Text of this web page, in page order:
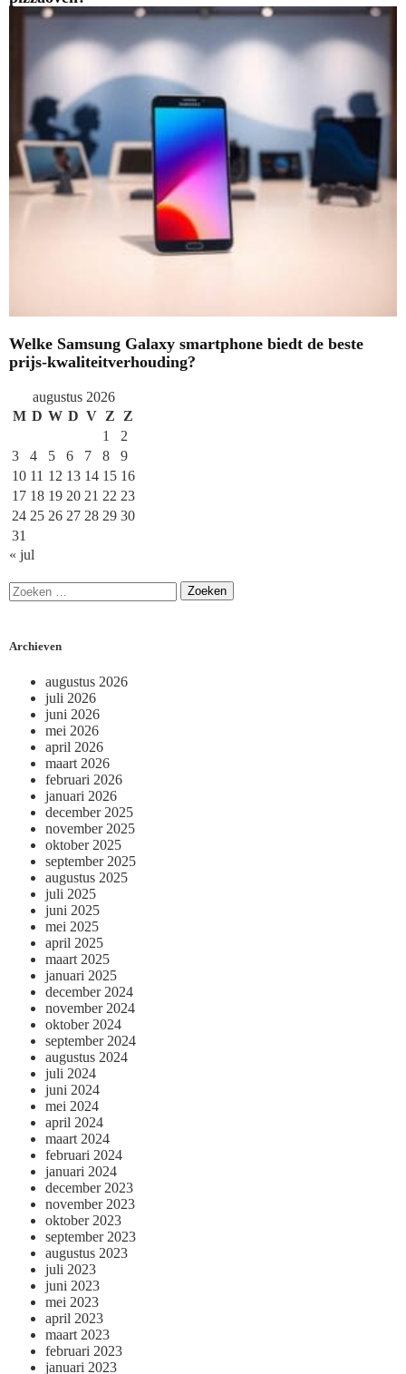
Welke Samsung Galaxy smartphone biedt de beste
prijs-kwaliteitverhouding?
augustus 2026
M D W D V Z Z
1
2
3
4 5 6 7 8
9
10 11 12 13 14 15 16
17 18 19 20 21 22 23
24 25 26 27 28 29 30
31
« jul
Archieven
augustus 2026
juli 2026
juni 2026
mei 2026
april 2026
maart 2026
februari 2026
januari 2026
december 2025
november 2025
oktober 2025
september 2025
augustus 2025
juli 2025
juni 2025
mei 2025
april 2025
maart 2025
januari 2025
december 2024
november 2024
oktober 2024
september 2024
augustus 2024
juli 2024
juni 2024
mei 2024
april 2024
maart 2024
februari 2024
januari 2024
december 2023
november 2023
oktober 2023
september 2023
augustus 2023
juli 2023
juni 2023
mei 2023
april 2023
maart 2023
februari 2023
januari 2023